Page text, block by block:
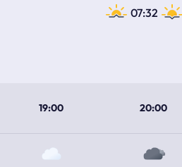
07:32
19:00 20:00